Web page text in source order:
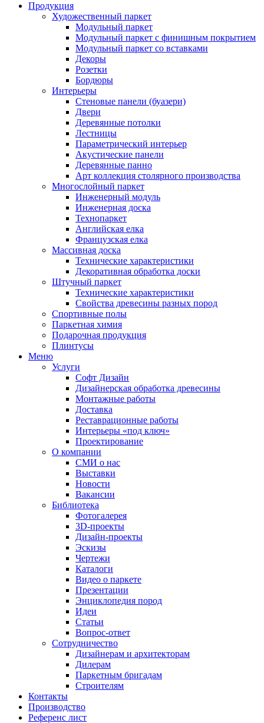
Продукция
Художественный паркет
Модульный паркет
Модульный паркет с финишным покрытием
Модульный паркет со вставками
Декоры
Розетки
Бордюры
Интерьеры
Стеновые панели (буазери)
Двери
Деревянные потолки
Лестницы
Параметрический интерьер
Акустические панели
Деревянные панно
Арт коллекция столярного производства
Многослойный паркет
Инженерный модуль
Инженерная доска
Технопаркет
Английская елка
Французская елка
Массивная доска
Технические характеристики
Декоративная обработка доски
Штучный паркет
Технические характеристики
Свойства древесины разных пород
Спортивные полы
Паркетная химия
Подарочная продукция
Плинтусы
Меню
Услуги
Софт Дизайн
Дизайнерская обработка древесины
Монтажные работы
Доставка
Реставрационные работы
Интерьеры «под ключ»
Проектирование
О компании
СМИ о нас
Выставки
Новости
Вакансии
Библиотека
Фотогалерея
3D-проекты
Дизайн-проекты
Эскизы
Чертежи
Каталоги
Видео о паркете
Презентации
Энциклопедия пород
Идеи
Статьи
Вопрос-ответ
Сотрудничество
Дизайнерам и архитекторам
Дилерам
Паркетным бригадам
Строителям
Контакты
Производство
Референс лист